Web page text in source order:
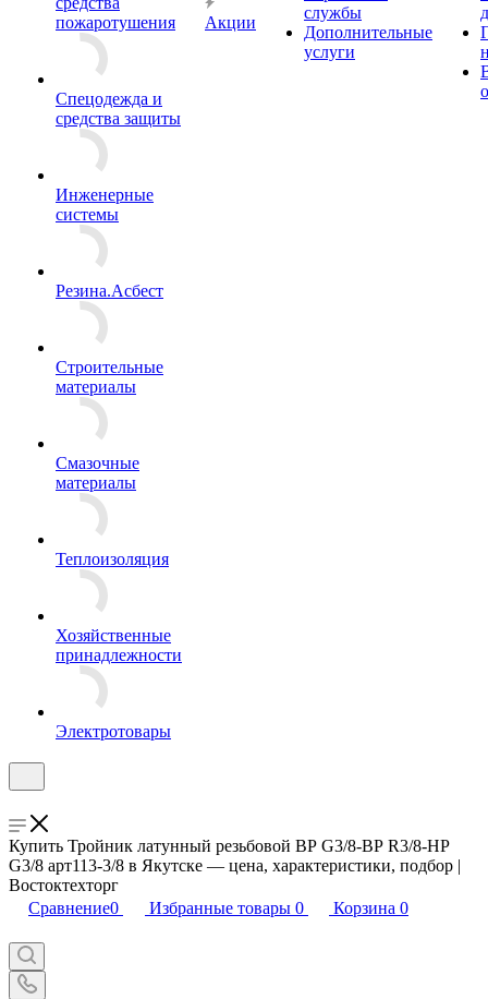
пожаротушения
Спецодежда и
средства защиты
Инженерные
системы
Резина.Асбест
Строительные
материалы
Смазочные
материалы
Теплоизоляция
Хозяйственные
принадлежности
Электротовары
Акции
службы
Дополнительные
услуги
Купить Тройник латунный резьбовой ВР G3/8-ВР R3/8-НР
G3/8 арт113-3/8 в Якутске — цена, характеристики, подбор |
Востоктехторг
Сравнение0 Избранные товары 0 Корзина 0